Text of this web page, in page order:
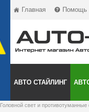
Главная Помощь
АВТО СТАЙЛИНГ
Головной свет и